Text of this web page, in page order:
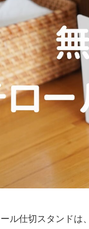
ル仕切スタンドは